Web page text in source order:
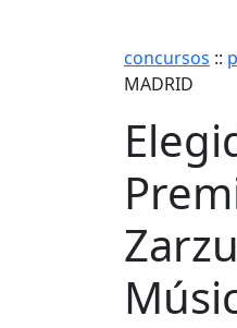
concursos ::
MADRID